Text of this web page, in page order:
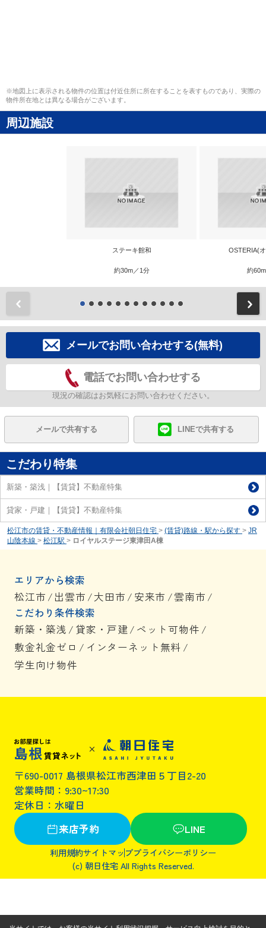
※地図上に表示される物件の位置は付近住所に所在することを表すものであり、実際の
物件所在地とは異なる場合がございます。
周辺施設
ステーキ館和
約30m／1分
OSTERIA(
約
メールでお問い合わせする(無料)
電話でお問い合わせする
現況の確認はお気軽にお問い合わせください。
メールで共有する LINEで共有する
こだわり特集
新築・築浅｜【賃貸】不動産特集
貸家・戸建｜【賃貸】不動産特集
松江市の賃貸・不動産情報｜有限会社朝日住宅 > (賃貸)路線・駅から探す > JR
山陰本線 > 松江駅 > ロイヤルステージ東津田A棟
エリアから検索
松江市 / 出雲市 /大田市 / 安来市 /雲南市 /
こだわり条件検索
新築・築浅 / 貸家・戸建/ ペット可物件 /
敷金礼金ゼロ / インターネット無料 /
学生向け物件
〒690-0017 島根県松江市西津田５丁目2-20
営業時間：9:30~17:30
定休日：水曜日
来店予約
LINE
利用規約サイトマッププライバシーポリシー
(c) 朝日住宅 All Rights Reserved.